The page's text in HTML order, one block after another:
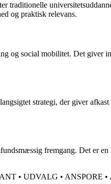
traditionelle
og praktisk relevans.
og social mobilitet. Det giver
strategi, der giver
fremgang. Det er
• UDVALG • ANSPORE •